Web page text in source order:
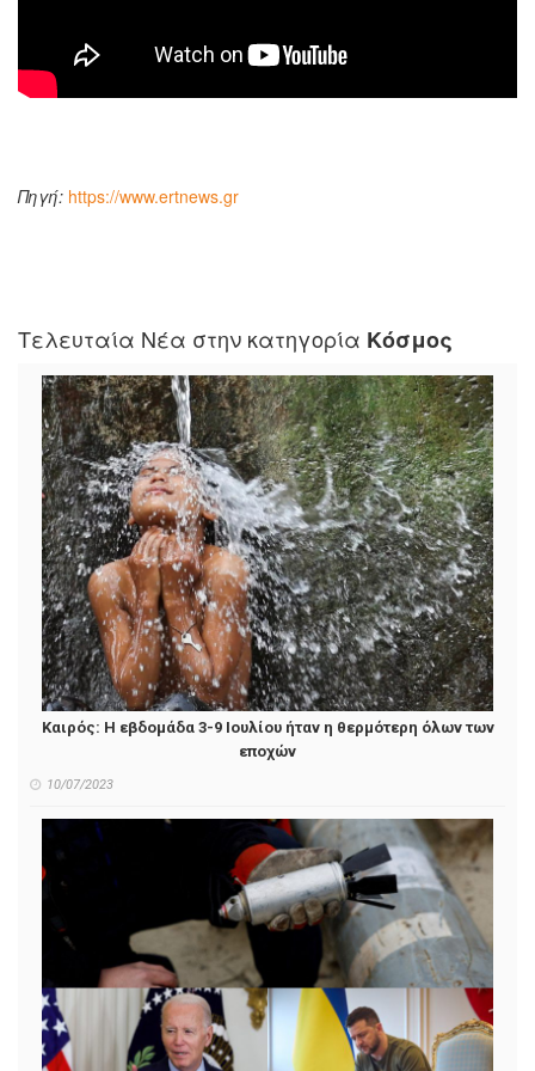
Πηγή: https://www.ertnews.gr
Τελευταία Νέα στην κατηγορία Κόσμος
Καιρός: Η εβδομάδα 3-9 Ιουλίου ήταν η θερμότερη όλων των
εποχών
10/07/2023